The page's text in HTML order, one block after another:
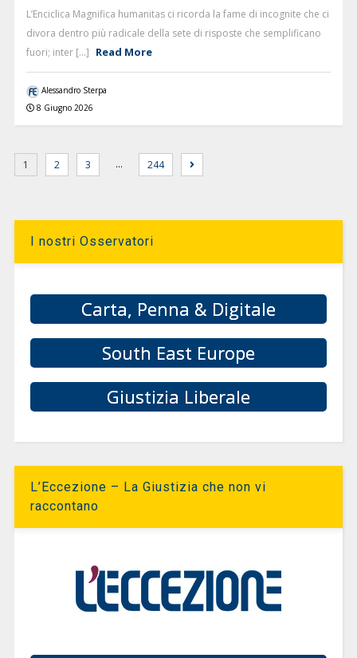
L’Enciclica Magnifica humanitas ci ricorda la fame di incognite che ci
divora dentro più radicale della sete di risposte che semplificano
fuori; inter [...] Read More
Alessandro Sterpa
8 Giugno 2026
1 2 3 … 244
I nostri Osservatori
Carta, Penna & Digitale
South East Europe
Giustizia Liberale
L’Eccezione – La Giustizia che non vi
raccontano